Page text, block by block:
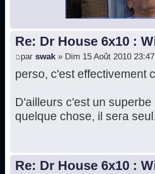
Re: Dr House 6x10 :
par swak » Dim 15 Août 2010 23:47
perso, c'est effectivement
D'ailleurs c'est un
quelque chose, il sera
Re: Dr House 6x10 :